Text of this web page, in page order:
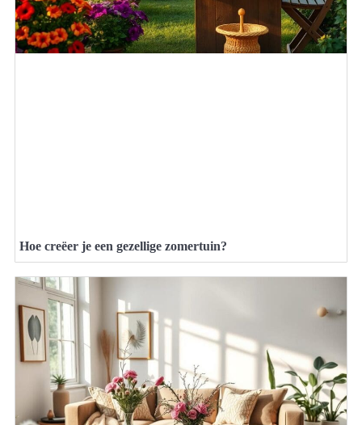
Hoe creëer je een gezellige zomertuin?